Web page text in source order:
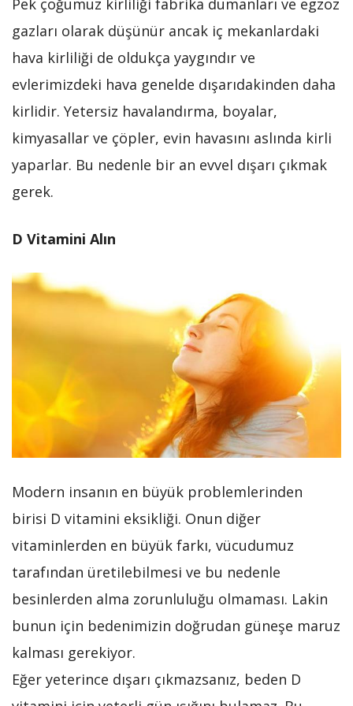
gazları olarak düşünür ancak iç mekanlardaki
hava kirliliği de oldukça yaygındır ve
evlerimizdeki hava genelde dışarıdakinden daha
kirlidir. Yetersiz havalandırma, boyalar,
kimyasallar ve çöpler, evin havasını aslında kirli
yaparlar. Bu nedenle bir an evvel dışarı çıkmak
gerek.
D Vitamini Alın
Modern insanın en büyük problemlerinden
birisi D vitamini eksikliği. Onun diğer
vitaminlerden en büyük farkı, vücudumuz
tarafından üretilebilmesi ve bu nedenle
besinlerden alma zorunluluğu olmaması. Lakin
bunun için bedenimizin doğrudan güneşe maruz
kalması gerekiyor.
Eğer yeterince dışarı çıkmazsanız, beden D